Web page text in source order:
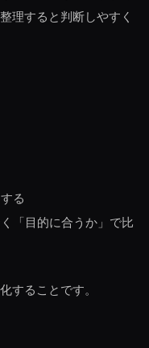
理すると判断しやすく
る
「目的に合うか」で比
することです。